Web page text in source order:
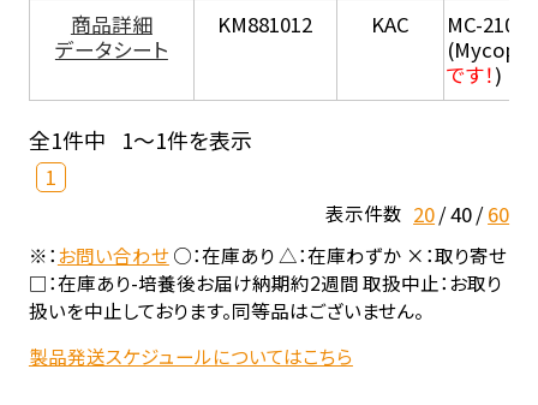
商品詳細
データシート
KM881012 KAC
MC-210 (
です！)
全1件中 1～1件を表示
1
表示件数 20 40 60
※：お問い合わせ○：在庫あり △：在庫わずか ×：取り寄せ
□：在庫あり-培養後お届け納期約2週間 取扱中止：お取り
扱いを中止しております。同等品はございません。
製品発送スケジュールについてはこちら